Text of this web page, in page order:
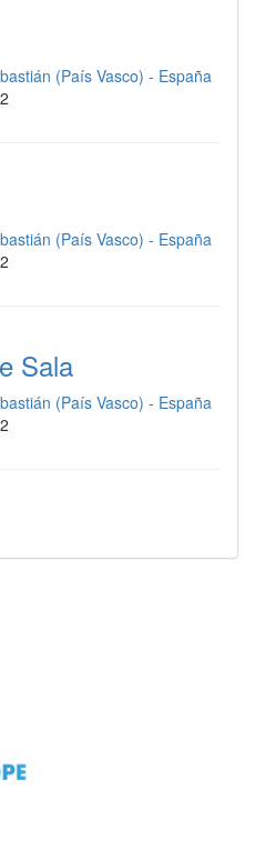
(País Vasco) - España
(País Vasco) - España
Sala
(País Vasco) - España